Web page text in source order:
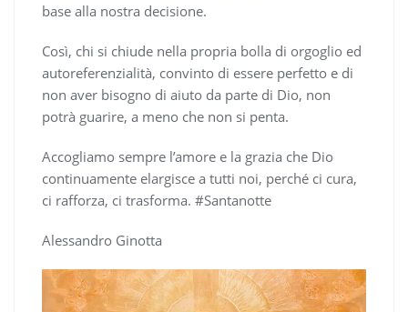
base alla nostra decisione.
Così, chi si chiude nella propria bolla di orgoglio ed
autoreferenzialità, convinto di essere perfetto e di
non aver bisogno di aiuto da parte di Dio, non
potrà guarire, a meno che non si penta.
Accogliamo sempre l’amore e la grazia che Dio
continuamente elargisce a tutti noi, perché ci cura,
ci rafforza, ci trasforma. #Santanotte
Alessandro Ginotta